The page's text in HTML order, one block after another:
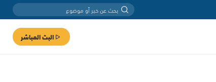
البث المباشر